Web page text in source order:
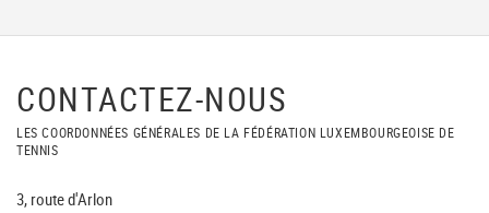
CONTACTEZ-NOUS
LES COORDONNÉES GÉNÉRALES DE LA FÉDÉRATION LUXEMBOURGEOISE DE
TENNIS
3, route d'Arlon